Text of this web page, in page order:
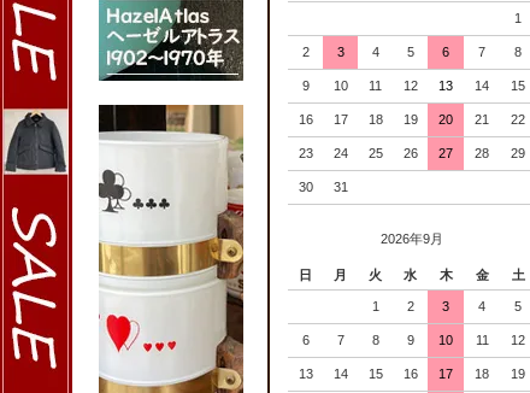
1
2 3 4 5 6 7 8
9 10 11 12 13 14 15
16 17 18 19 20 21 22
23 24 25 26 27 28 29
30 31
2026年9月
日 月 火 水 木 金 土
1 2 3 4 5
6 7 8 9 10 11 12
13 14 15 16 17 18 19